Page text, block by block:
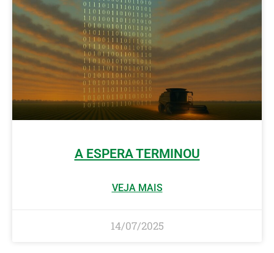
A ESPERA TERMINOU
VEJA MAIS
14/07/2025